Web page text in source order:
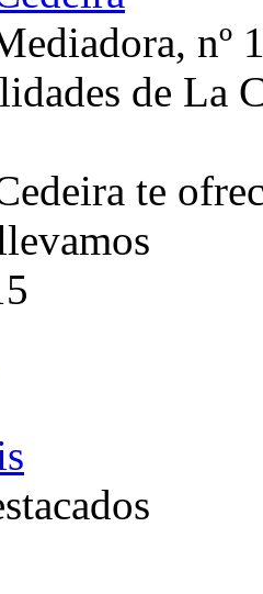
nº
de La
te